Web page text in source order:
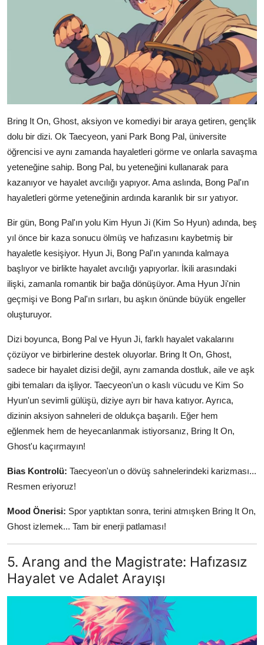
Bring It On, Ghost, aksiyon ve komediyi bir araya getiren, gençlik
dolu bir dizi. Ok Taecyeon, yani Park Bong Pal, üniversite
öğrencisi ve aynı zamanda hayaletleri görme ve onlarla savaşma
yeteneğine sahip. Bong Pal, bu yeteneğini kullanarak para
kazanıyor ve hayalet avcılığı yapıyor. Ama aslında, Bong Pal'ın
hayaletleri görme yeteneğinin ardında karanlık bir sır yatıyor.
Bir gün, Bong Pal'ın yolu Kim Hyun Ji (Kim So Hyun) adında, beş
yıl önce bir kaza sonucu ölmüş ve hafızasını kaybetmiş bir
hayaletle kesişiyor. Hyun Ji, Bong Pal'ın yanında kalmaya
başlıyor ve birlikte hayalet avcılığı yapıyorlar. İkili arasındaki
ilişki, zamanla romantik bir bağa dönüşüyor. Ama Hyun Ji'nin
geçmişi ve Bong Pal'ın sırları, bu aşkın önünde büyük engeller
oluşturuyor.
Dizi boyunca, Bong Pal ve Hyun Ji, farklı hayalet vakalarını
çözüyor ve birbirlerine destek oluyorlar. Bring It On, Ghost,
sadece bir hayalet dizisi değil, aynı zamanda dostluk, aile ve aşk
gibi temaları da işliyor. Taecyeon'un o kaslı vücudu ve Kim So
Hyun'un sevimli gülüşü, diziye ayrı bir hava katıyor. Ayrıca,
dizinin aksiyon sahneleri de oldukça başarılı. Eğer hem
eğlenmek hem de heyecanlanmak istiyorsanız, Bring It On,
Ghost'u kaçırmayın!
Bias Kontrolü: Taecyeon'un o dövüş sahnelerindeki karizması...
Resmen eriyoruz!
Mood Önerisi: Spor yaptıktan sonra, terini atmışken Bring It On,
Ghost izlemek... Tam bir enerji patlaması!
5. Arang and the Magistrate: Hafızasız
Hayalet ve Adalet Arayışı